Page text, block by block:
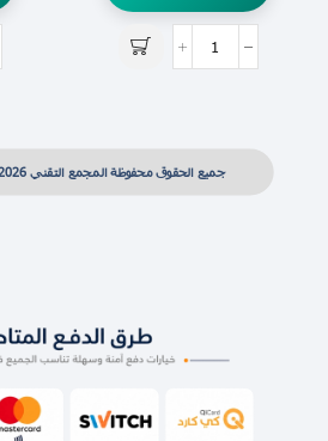
جميع الحقوق محفوظة المجمع التقني 2026